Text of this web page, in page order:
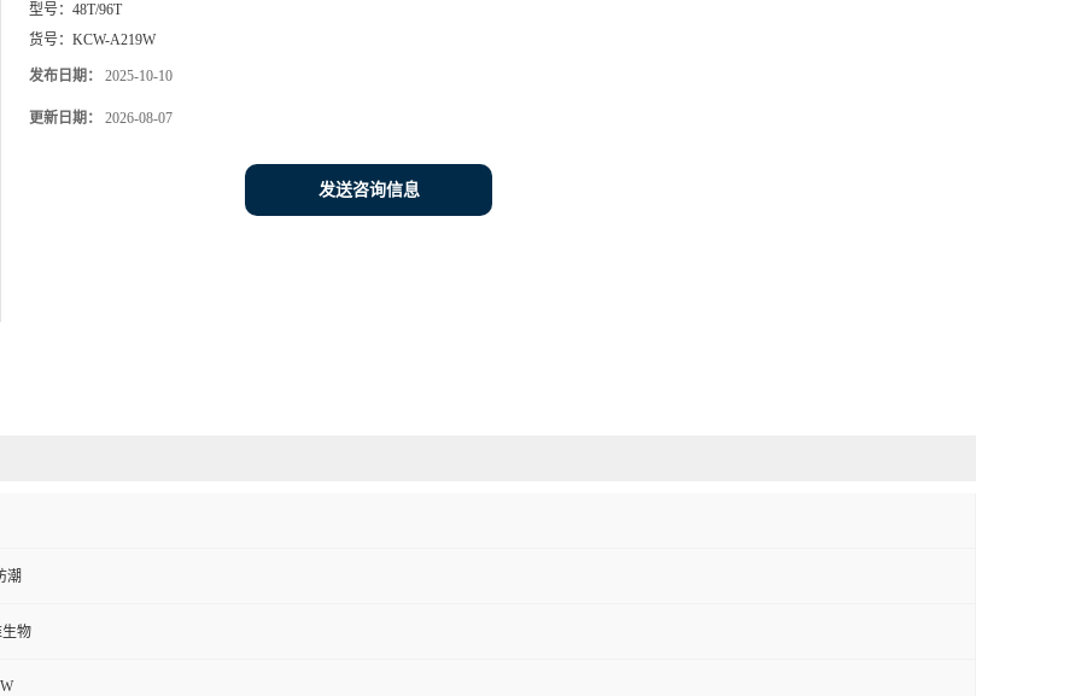
型号： 48T/96T
货号： KCW-A219W
发布日期： 2025-10-10
更新日期： 2026-08-07
发送咨询信息
潮
物